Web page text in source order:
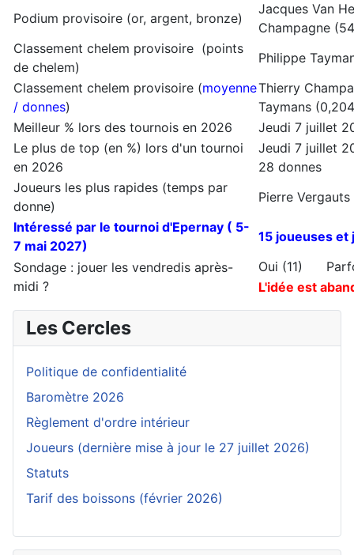
Podium provisoire (or, argent, bronze)
Jacques Van
Champagne
Classement chelem provisoire (points
de chelem)
Philippe
Classement chelem provisoire (moyenne
/ donnes)
Thierry
Taymans
Meilleur % lors des tournois en 2026
Jeudi 7 juillet
Le plus de top (en %) lors d'un tournoi
en 2026
Jeudi 7 juillet
28 donnes
Joueurs les plus rapides (temps par
donne)
Pierre
Intéressé par le tournoi d'Epernay ( 5-
7 mai 2027)
15 joueuses et
Sondage : jouer les vendredis après-
midi ?
Oui (11)
L'idée est
Les Cercles
Politique de confidentialité
Baromètre 2026
Règlement d'ordre intérieur
Joueurs (dernière mise à jour le 27 juillet 2026)
Statuts
Tarif des boissons (février 2026)